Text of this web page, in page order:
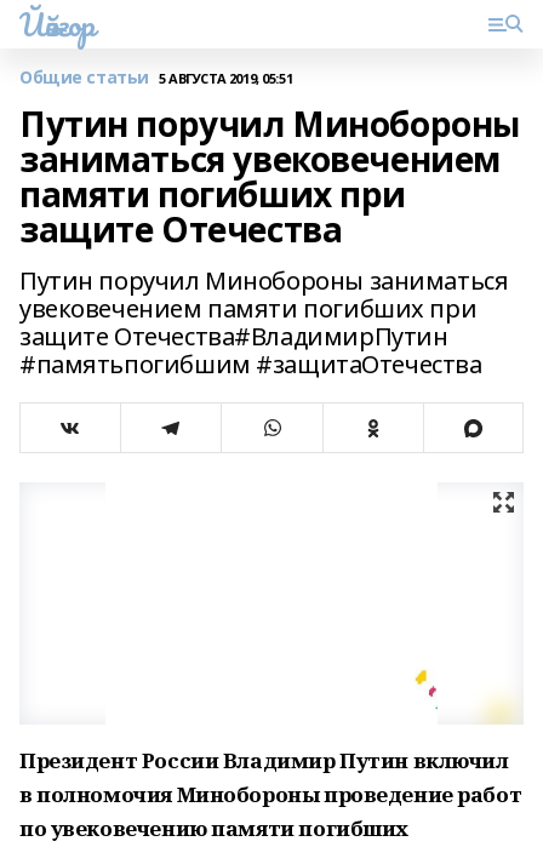
Йәйғор
Общие статьи 5 АВГУСТА 2019, 05:51
Путин поручил Минобороны
заниматься увековечением
памяти погибших при
защите Отечества
Путин поручил Минобороны заниматься
увековечением памяти погибших при
защите Отечества#ВладимирПутин
#памятьпогибшим #защитаОтечества
Президент России Владимир Путин включил
в полномочия Минобороны проведение работ
по увековечению памяти погибших